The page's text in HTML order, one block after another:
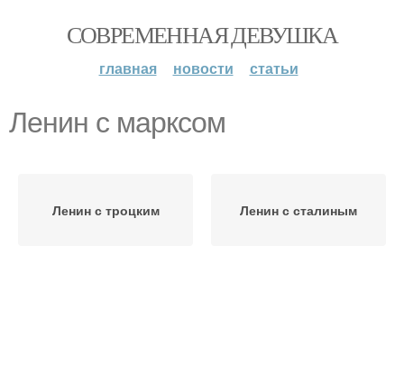
СОВРЕМЕННАЯ ДЕВУШКА
главная новости статьи
Ленин с марксом
Ленин с троцким Ленин с сталиным